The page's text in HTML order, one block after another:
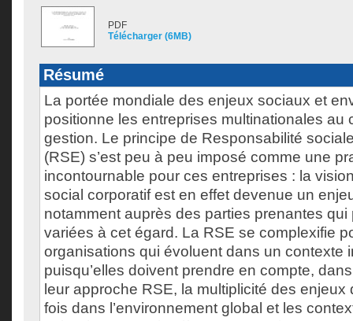
PDF
Télécharger (6MB)
Résumé
La portée mondiale des enjeux sociaux et
positionne les entreprises multinationales au
gestion. Le principe de Responsabilité
(RSE) s’est peu à peu imposé comme une
incontournable pour ces entreprises : la
social corporatif est en effet devenue un
notamment auprès des parties prenantes
variées à cet égard. La RSE se complexifie
organisations qui évoluent dans un contexte
puisqu’elles doivent prendre en compte,
leur approche RSE, la multiplicité des enjeux
fois dans l’environnement global et les